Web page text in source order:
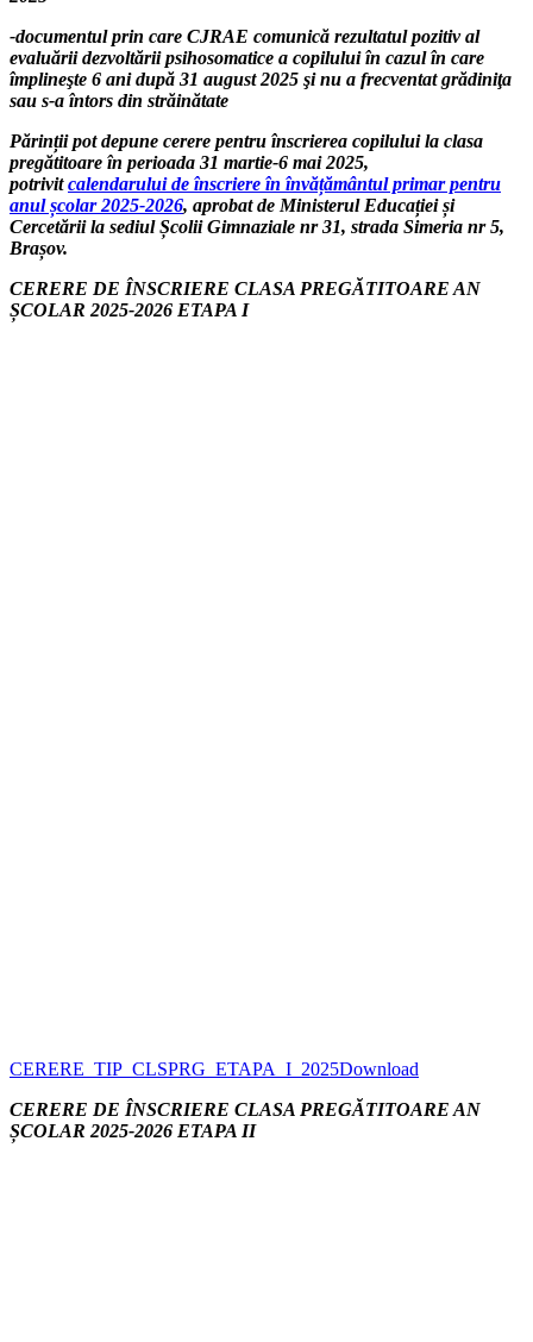
-documentul prin care CJRAE comunică rezultatul pozitiv al
evaluării dezvoltării psihosomatice a copilului în cazul în care
împlineşte 6 ani după 31 august 2025 şi nu a frecventat grădiniţa
sau s-a întors din străinătate
Părinții pot depune cerere pentru înscrierea copilului la clasa
pregătitoare în perioada 31 martie-6 mai 2025,
potrivitcalendarului de înscriere în învățământul primar pentru
anul școlar 2025-2026, aprobat de Ministerul Educației și
Cercetării la sediul Școlii Gimnaziale nr 31, strada Simeria nr 5,
Brașov.
CERERE DE ÎNSCRIERE CLASA PREGĂTITOARE AN
ȘCOLAR 2025-2026 ETAPA I
CERERE_TIP_CLSPRG_ETAPA_I_2025Download
CERERE DE ÎNSCRIERE CLASA PREGĂTITOARE AN
ȘCOLAR 2025-2026 ETAPA II